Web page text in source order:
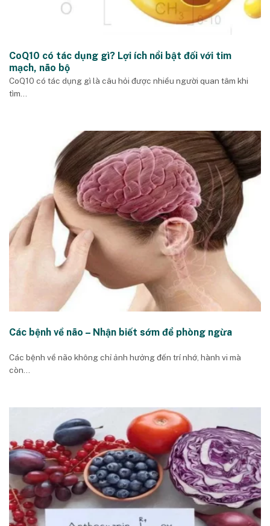
CoQ10 có tác dụng gì? Lợi ích nổi bật đối với tim
mạch, não bộ
CoQ10 có tác dụng gì là câu hỏi được nhiều người quan tâm khi
tìm...
Các bệnh về não – Nhận biết sớm để phòng ngừa
Các bệnh về não không chỉ ảnh hưởng đến trí nhớ, hành vi mà
còn...